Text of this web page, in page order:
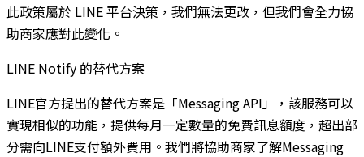
此政策屬於 LINE 平台決策，我們無法更改，但我們會全力協
助商家應對此變化。
LINE Notify 的替代方案
LINE官方提出的替代方案是「Messaging API」，該服務可以
實現相似的功能，提供每月一定數量的免費訊息額度，超出部
分需向LINE支付額外費用。我們將協助商家了解Messaging